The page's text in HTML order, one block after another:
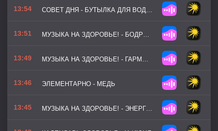
13:54 СОВЕТ ДНЯ - БУТЫЛКА ДЛЯ ВОДЫ — СКРЫТЫЙ ИСТОЧНИК БАКТЕРИЙ
13:51 МУЗЫКА НА ЗДОРОВЬЕ! - БОДРЫЙ СТАРТ (ВЕРСИЯ 2)
13:49 МУЗЫКА НА ЗДОРОВЬЕ! - ГАРМОНИЯ ТЕЛА
13:46 ЭЛЕМЕНТАРНО - МЕДЬ
13:45 МУЗЫКА НА ЗДОРОВЬЕ! - ЭНЕРГИЯ ВДОХА